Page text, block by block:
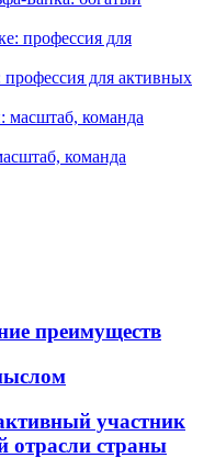
для активных
команда
преимуществ
участник
отрасли страны